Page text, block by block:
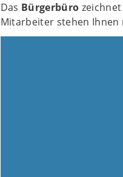
Das Bürgerbüro
Mitarbeiter stehen Ihnen